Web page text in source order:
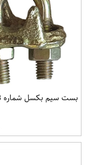
بست سیم بکسل شماره 8